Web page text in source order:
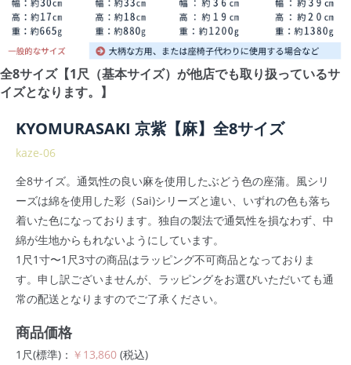
全8サイズ【1尺（基本サイズ）が他店でも取り扱っているサ
イズとなります。】
KYOMURASAKI 京紫【麻】全8サイズ
kaze-06
全8サイズ。通気性の良い麻を使用したぶどう色の座蒲。風シリ
ーズは綿を使用した彩（Sai)シリーズと違い、いずれの色も落ち
着いた色になっております。独自の製法で通気性を損なわず、中
綿が生地からもれないようにしています。
1尺1寸〜1尺3寸の商品はラッピング不可商品となっておりま
す。申し訳ございませんが、ラッピングをお選びいただいても通
常の配送となりますのでご了承ください。
商品価格
1尺(標準)： ￥13,860 (税込)